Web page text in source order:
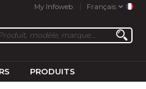
My Infoweb Français
PRODUITS